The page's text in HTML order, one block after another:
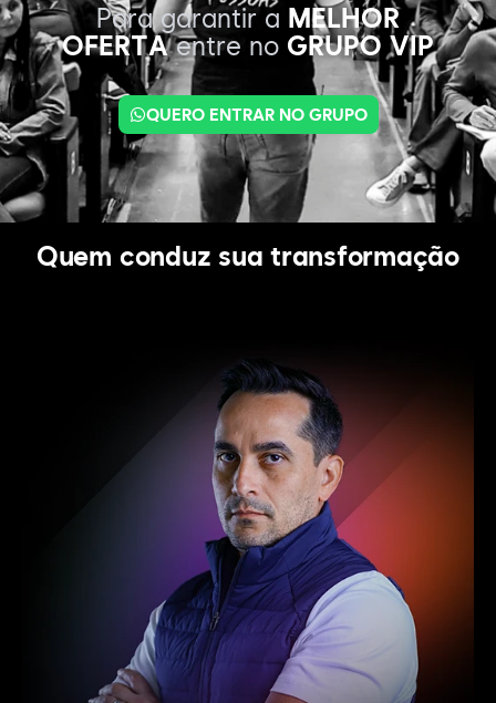
Para garantir a MELHOR
OFERTAentre no GRUPO VIP
QUERO ENTRAR NO GRUPO
Quem conduz sua transformação